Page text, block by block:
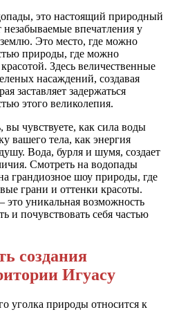
это настоящий природный
впечатления у
Это место, где можно
природы, где можно
Здесь величественные
насаждений, создавая
заставляет задержаться
этого великолепия.
вы чувствуете, как сила воды
вашего тела, как энергия
Вода, бурля и шумя, создает
Смотреть на водопады
грандиозное шоу природы, где
грани и оттенки красоты.
уникальная возможность
и почувствовать себя частью
создания
Игуасу
уголка природы относится к